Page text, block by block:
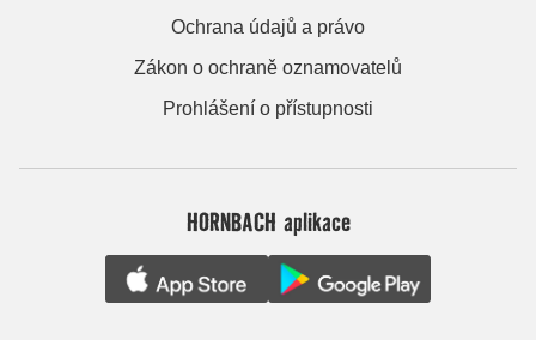
Ochrana údajů a právo
Zákon o ochraně oznamovatelů
Prohlášení o přístupnosti
HORNBACH aplikace